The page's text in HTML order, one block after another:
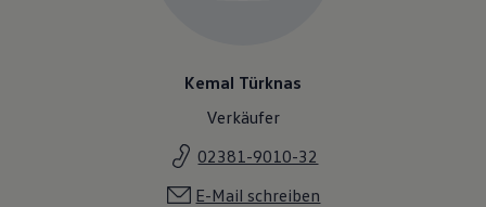
Kemal Türknas
Verkäufer
02381-9010-32
E-Mail schreiben